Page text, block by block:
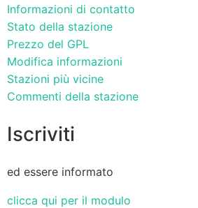
Informazioni di contatto
Stato della stazione
Prezzo del GPL
Modifica informazioni
Stazioni più vicine
Commenti della stazione
Iscriviti
ed essere informato
clicca qui per il modulo